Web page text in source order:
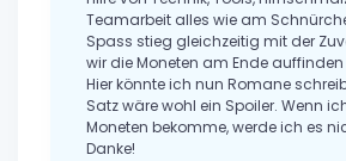
Teamarbeit alles wie am
Spass stieg gleichzeitig mit der
wir die Moneten am Ende
Hier könnte ich nun Romane
Satz wäre wohl ein Spoiler. Wenn
Moneten bekomme, werde ich es
Danke!